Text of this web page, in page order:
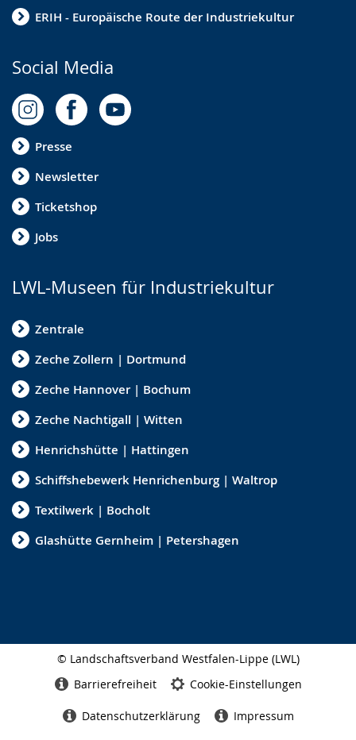
ERIH - Europäische Route der Industriekultur
Social Media
Presse
Newsletter
Ticketshop
Jobs
LWL-Museen für Industriekultur
Zentrale
Zeche Zollern | Dortmund
Zeche Hannover | Bochum
Zeche Nachtigall | Witten
Henrichshütte | Hattingen
Schiffshebewerk Henrichenburg | Waltrop
Textilwerk | Bocholt
Glashütte Gernheim | Petershagen
© Landschaftsverband Westfalen-Lippe (LWL)
Barrierefreiheit Cookie-Einstellungen
Datenschutzerklärung Impressum